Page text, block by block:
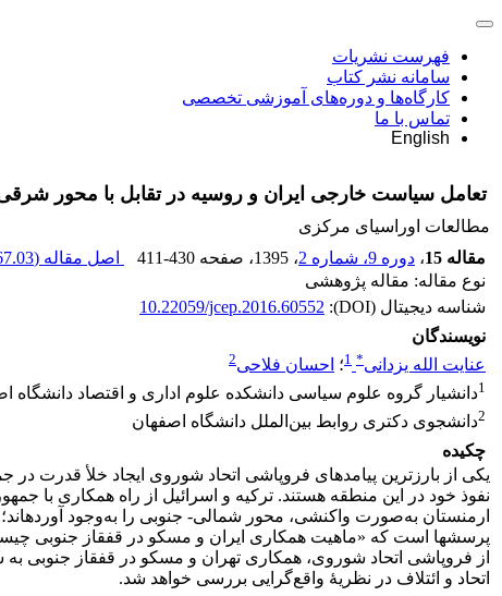
فهرست نشریات
سامانه نشر کتاب
کارگاه‌ها و دوره‌های آموزشی تخصصی
تماس با ما
English
تعامل سیاست خارجی ایران و روسیه در تقابل با محور
مطالعات اوراسیای مرکزی
مقاله 15
، دوره 9، شماره 2 ، 1395 ، صفحه 411-430 اصل مقاله (K
نوع مقاله: مقاله پژوهشی
شناسه دیجیتال (DOI):
10.22059/jcep.2016.60552
نویسندگان
عنایت الله یزدانی*
1؛ احسان فلاحی2
1دانشیار گروه علوم سیاسی دانشکده علوم اداری و اقتصاد دانشگاه
2دانشجوی دکتری روابط بین‌الملل دانشگاه اصفهان
چکیده
یکی از بارزترین پیامدهای فروپاشی اتحاد شوروی ایجاد خلأ قدرت
نفوذ خود در این منطقه هستند. ترکیه و اسرائیل از راه همکاری با
ارمنستان به­‌صورت واکنشی، محور شمالی- جنوبی را به‌وجود
پرسش­ها است که «ماهیت همکاری ایران و مسکو در قفقاز جنوبی
از فروپاشی اتحاد شوروی، همکاری تهران و مسکو در قفقاز جنوبی
اتحاد و ائتلاف در نظریۀ واقع‌گرایی بررسی خواهد شد.